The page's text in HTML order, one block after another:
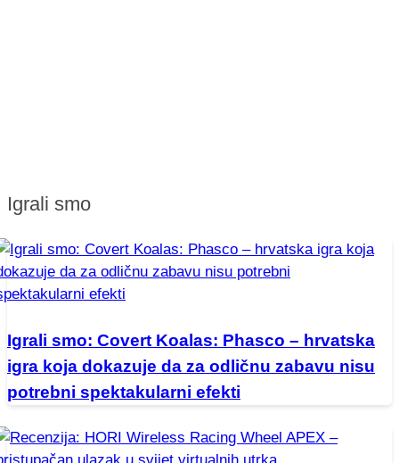
Igrali smo
Igrali smo: Covert Koalas: Phasco – hrvatska
igra koja dokazuje da za odličnu zabavu nisu
potrebni spektakularni efekti